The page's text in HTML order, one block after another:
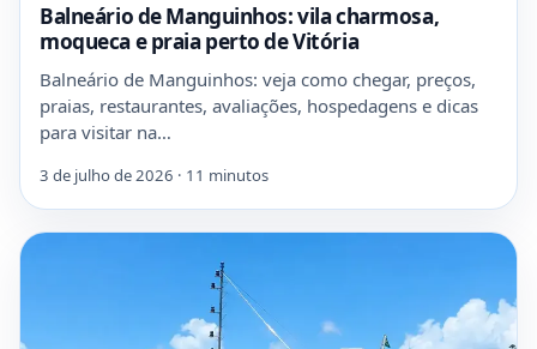
Balneário de Manguinhos: vila charmosa,
moqueca e praia perto de Vitória
Balneário de Manguinhos: veja como chegar, preços,
praias, restaurantes, avaliações, hospedagens e dicas
para visitar na…
3 de julho de 2026 · 11 minutos